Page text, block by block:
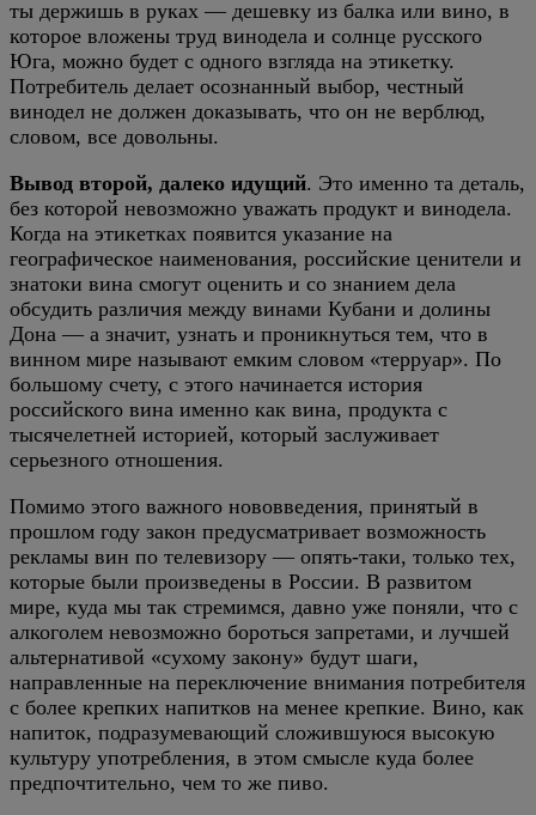
ты держишь в руках — дешевку из балка или вино, в
которое вложены труд винодела и солнце русского
Юга, можно будет с одного взгляда на этикетку.
Потребитель делает осознанный выбор, честный
винодел не должен доказывать, что он не верблюд,
словом, все довольны.
Вывод второй, далеко идущий. Это именно та деталь,
без которой невозможно уважать продукт и винодела.
Когда на этикетках появится указание на
географическое наименования, российские ценители и
знатоки вина смогут оценить и со знанием дела
обсудить различия между винами Кубани и долины
Дона — а значит, узнать и проникнуться тем, что в
винном мире называют емким словом «терруар». По
большому счету, с этого начинается история
российского вина именно как вина, продукта с
тысячелетней историей, который заслуживает
серьезного отношения.
Помимо этого важного нововведения, принятый в
прошлом году закон предусматривает возможность
рекламы вин по телевизору — опять-таки, только тех,
которые были произведены в России. В развитом
мире, куда мы так стремимся, давно уже поняли, что с
алкоголем невозможно бороться запретами, и лучшей
альтернативой «сухому закону» будут шаги,
направленные на переключение внимания потребителя
с более крепких напитков на менее крепкие. Вино, как
напиток, подразумевающий сложившуюся высокую
культуру употребления, в этом смысле куда более
предпочтительно, чем то же пиво.